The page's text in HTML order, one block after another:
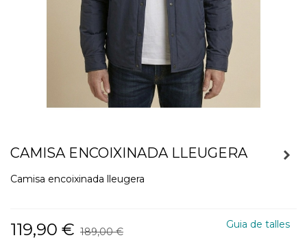
CAMISA ENCOIXINADA LLEUGERA
Camisa encoixinada lleugera
119,90 € 189,00 €
Guia de talles